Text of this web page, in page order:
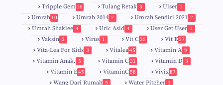
Tripple Gem 16 Tulang Retak 3 Ulser 1
Umrah 10 Umrah 2014 2 Umrah Sendiri 2021 2
Umrah Shaklee 4 Uric Asid 4 User Get User 1
Vaksin 2 Virus 1 Vit C 35 Vit E27
Vita-Lea For Kids 3 Vitalea45 Vitamin A 9
Vitamin Anak. 5 Vitamin C 31 Vitamin D 3
Vitamin E45 VitaminC 58 Vivix87
Wang Dari Rumah 5 Water Pitcher 1